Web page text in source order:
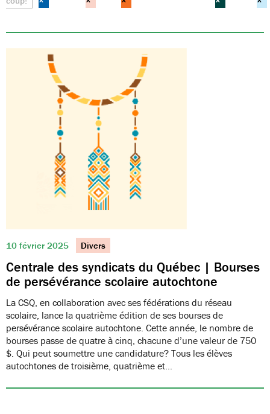
10 février 2025 Divers
Centrale des syndicats du Québec | Bourses
de persévérance scolaire autochtone
La CSQ, en collaboration avec ses fédérations du réseau
scolaire, lance la quatrième édition de ses bourses de
persévérance scolaire autochtone. Cette année, le nombre de
bourses passe de quatre à cinq, chacune d’une valeur de 750
$. Qui peut soumettre une candidature? Tous les élèves
autochtones de troisième, quatrième et…